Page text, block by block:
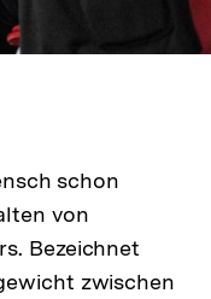
schon
von
Bezeichnet
zwischen